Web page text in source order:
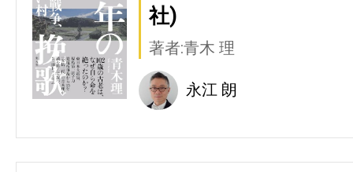
社)
著者:青木 理
永江 朗